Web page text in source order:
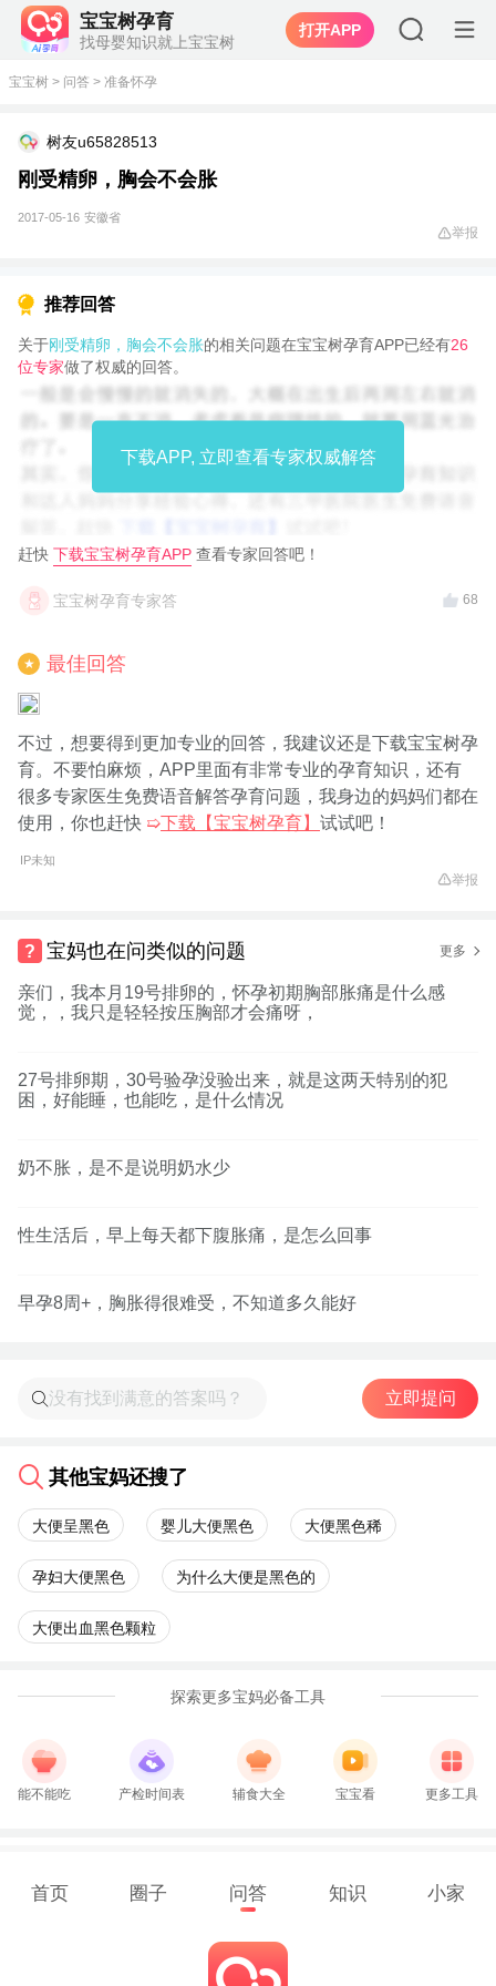
宝宝树孕育
找母婴知识就上宝宝树
打开APP
宝宝树 > 问答 > 准备怀孕
树友u65828513
刚受精卵，胸会不会胀
2017-05-16 安徽省
举报
推荐回答
关于刚受精卵，胸会不会胀的相关问题在宝宝树孕育APP已经有26
位专家做了权威的回答。
下载APP, 立即查看专家权威解答
赶快 下载宝宝树孕育APP 查看专家回答吧！
宝宝树孕育专家答 68
★ 最佳回答
不过，想要得到更加专业的回答，我建议还是下载宝宝树孕
育。不要怕麻烦，APP里面有非常专业的孕育知识，还有
很多专家医生免费语音解答孕育问题，我身边的妈妈们都在
使用，你也赶快 ➯下载【宝宝树孕育】 试试吧！
IP未知
举报
宝妈也在问类似的问题 更多
亲们，我本月19号排卵的，怀孕初期胸部胀痛是什么感
觉，，我只是轻轻按压胸部才会痛呀，
27号排卵期，30号验孕没验出来，就是这两天特别的犯
困，好能睡，也能吃，是什么情况
奶不胀，是不是说明奶水少
性生活后，早上每天都下腹胀痛，是怎么回事
早孕8周+，胸胀得很难受，不知道多久能好
立即提问
其他宝妈还搜了
大便呈黑色 婴儿大便黑色 大便黑色稀
孕妇大便黑色 为什么大便是黑色的
大便出血黑色颗粒
探索更多宝妈必备工具
能不能吃 产检时间表 辅食大全 宝宝看 更多工具
首页 圈子 问答 知识 小家